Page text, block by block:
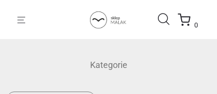
0
Kategorie